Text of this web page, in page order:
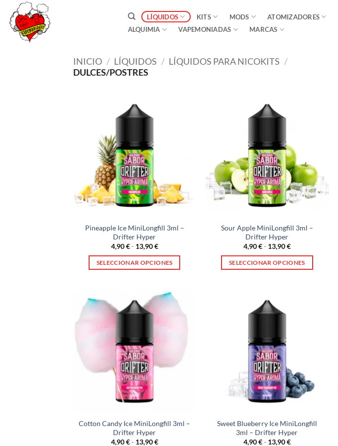
Saltar
contenido
LÍQUIDOS KITS MODS ATOMIZADORES
ALQUIMIA
VAPEMONIADAS MARCAS
INICIO / LÍQUIDOS / LÍQUIDOS PARA NICOKITS /
DULCES/POSTRES
Pineapple Ice MiniLongfill 3ml –
Drifter Hyper
4,90€- 13,90€Rango
precios:
desde
SELECCIONAR OPCIONES
tiene
múltiples
opciones
se
pueden
elegir
en
la
de
producto
Sour Apple MiniLongfill 3ml –
Drifter Hyper
4,90€- 13,90€Rango
precios:
desde
SELECCIONAR OPCIONES
tiene
múltiples
opciones
se
pueden
elegir
en
la
de
producto
Cotton Candy Ice MiniLongfill 3ml –
Drifter Hyper
4,90€- 13,90€Rango
Sweet Blueberry Ice MiniLongfill
3ml – Drifter Hyper
4,90€- 13,90€Rango